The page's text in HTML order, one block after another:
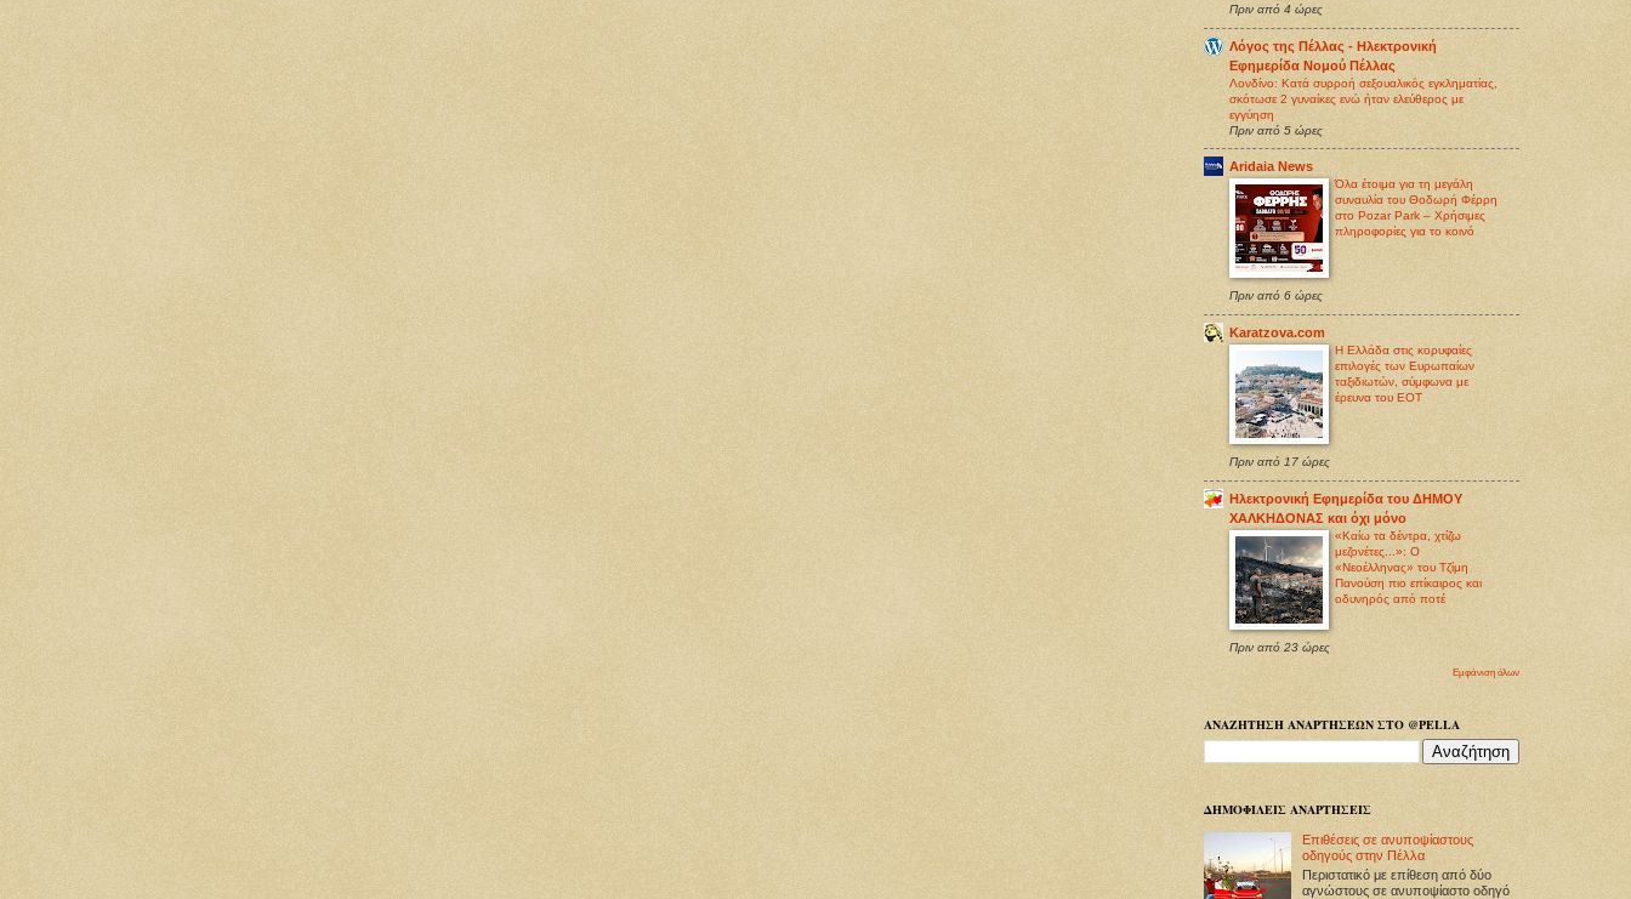
Πριν από 4 ώρες
Λόγος της Πέλλας - Ηλεκτρονική
Εφημερίδα Νομού Πέλλας
Λονδίνο: Κατά συρροή σεξoυαλικός εγκληματίας,
σκότωσε 2 γυναίκες ενώ ήταν ελεύθερος με
εγγύηση
Πριν από 5 ώρες
Aridaia News
Όλα έτοιμα για τη μεγάλη
συναυλία του Θοδωρή Φέρρη
στο Pozar Park – Χρήσιμες
πληροφορίες για το κοινό
Πριν από 6 ώρες
Karatzova.com
Η Ελλάδα στις κορυφαίες
επιλογές των Ευρωπαίων
ταξιδιωτών, σύμφωνα με
έρευνα του ΕΟΤ
Πριν από 17 ώρες
Ηλεκτρονική Εφημερίδα του ΔΗΜΟΥ
ΧΑΛΚΗΔΟΝΑΣ και όχι μόνο
«Καίω τα δέντρα, χτίζω
μεζονέτες...»: Ο
«Νεοέλληνας» του Τζίμη
Πανούση πιο επίκαιρος και
οδυνηρός από ποτέ
Πριν από 23 ώρες
Εμφάνιση όλων
ΑΝΑΖΗΤΗΣΗ ΑΝΑΡΤΗΣΕΩΝ ΣΤΟ @PELLA
ΔΗΜΟΦΙΛΕΙΣ ΑΝΑΡΤΗΣΕΙΣ
Επιθέσεις σε ανυποψίαστους
οδηγούς στην Πέλλα
Περιστατικό με επίθεση από δύο
αγνώστους σε ανυποψίαστο οδηγό